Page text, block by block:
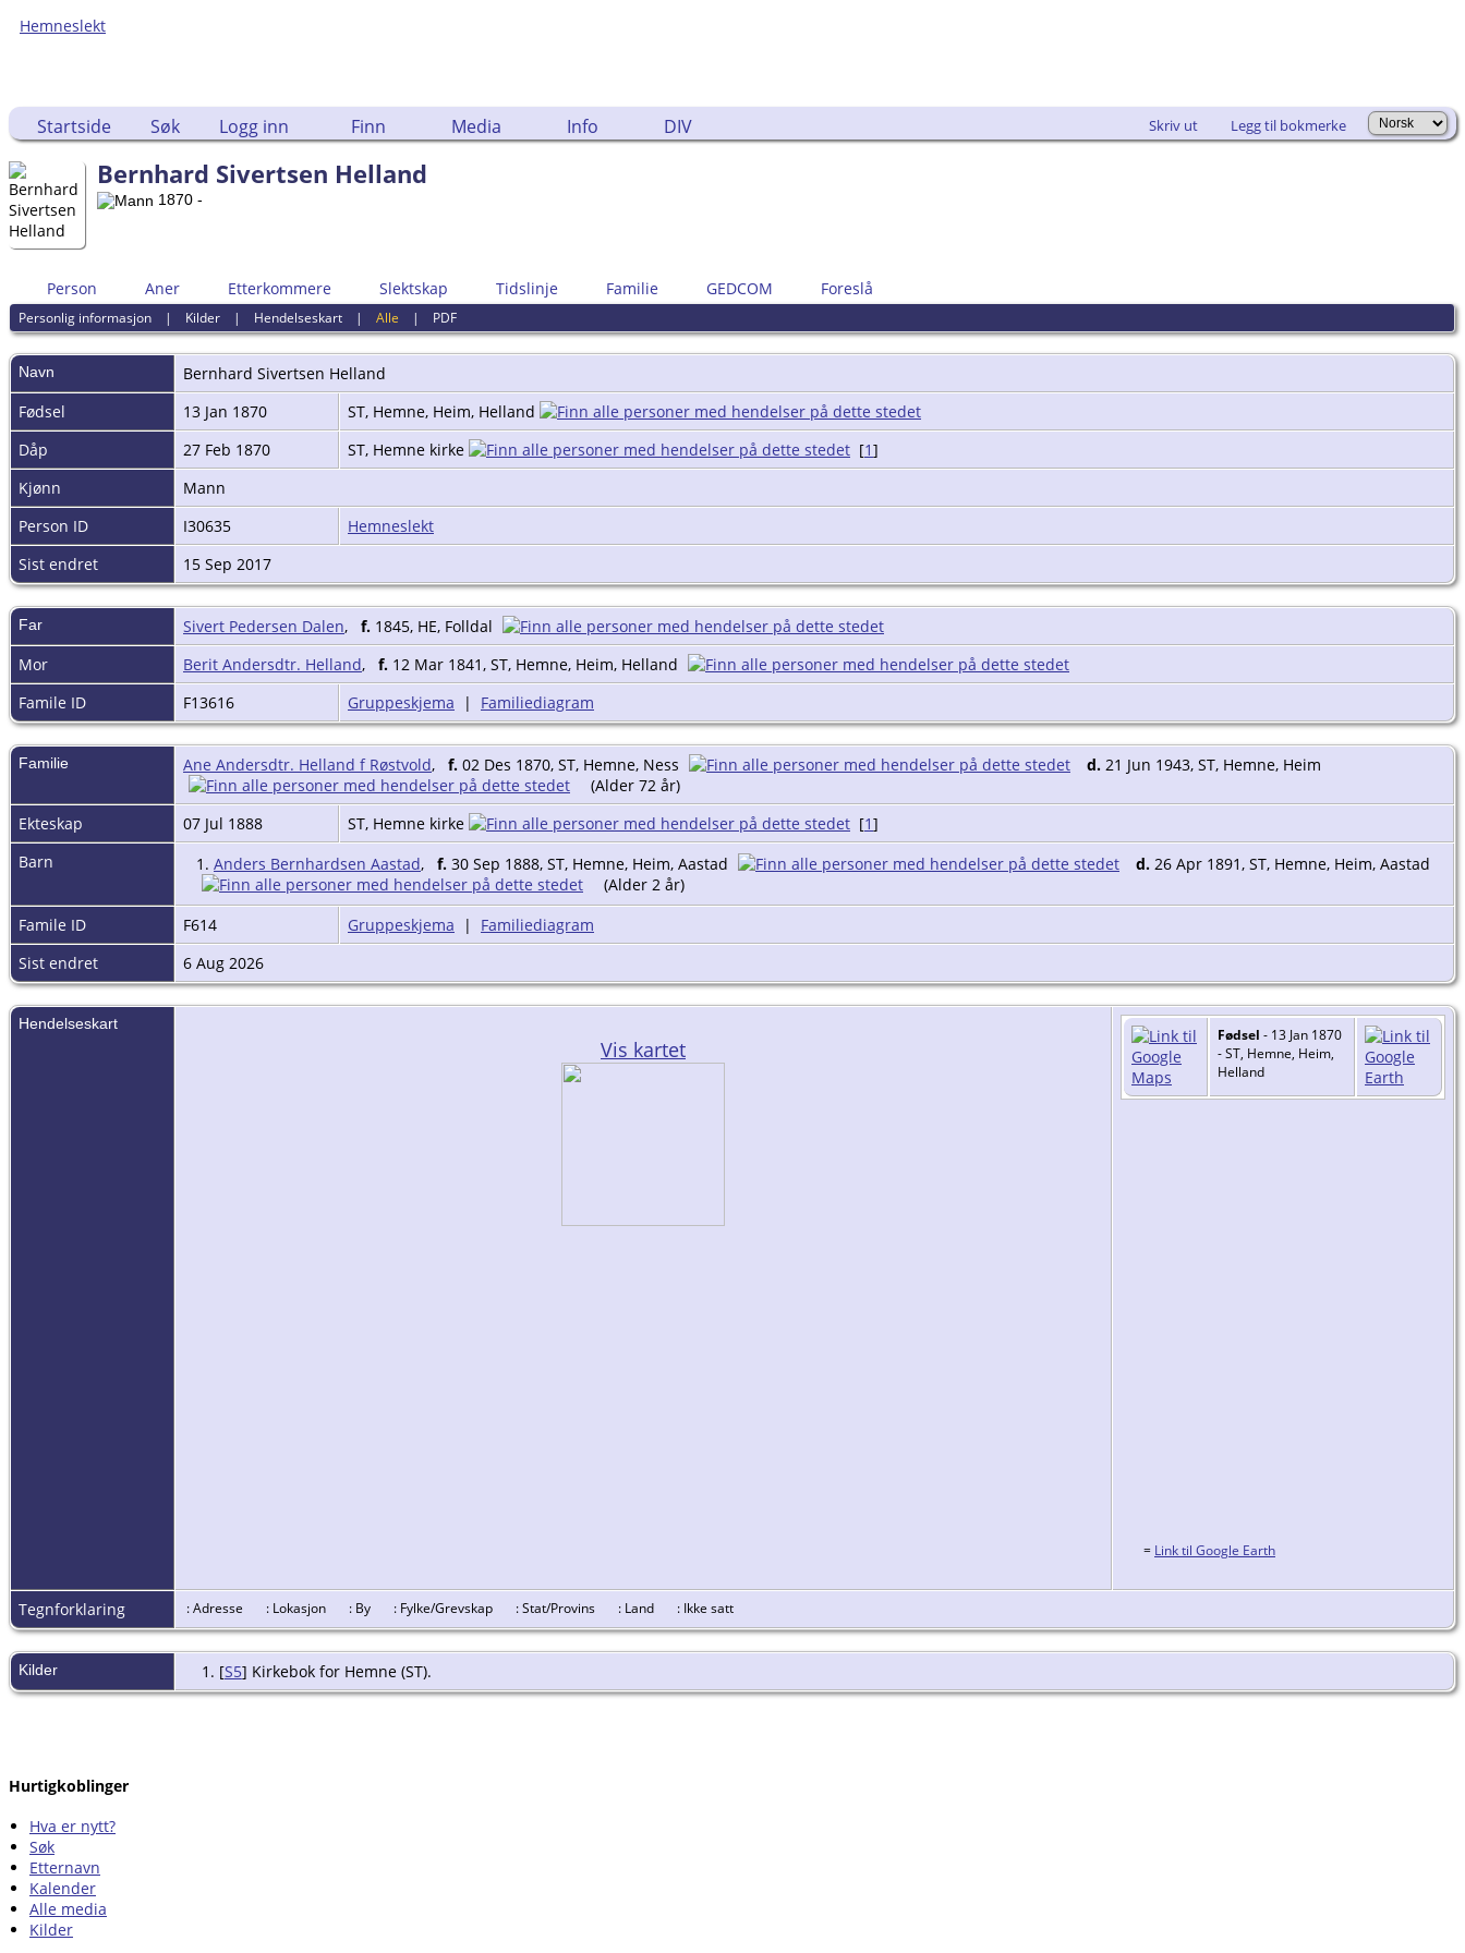
Hemneslekt
Startside Søk Logg inn Finn Media Info DIV Skriv ut Legg til bokmerke
Bernhard Sivertsen Helland
1870 -
Person Aner Etterkommere Slektskap Tidslinje Familie GEDCOM Foreslå
Personlig informasjon | Kilder | Hendelseskart |Alle | PDF
Navn Bernhard Sivertsen Helland
Fødsel
13 Jan 1870
ST, Hemne, Heim, Helland
Dåp
27 Feb 1870 ST, Hemne kirke [1]
Kjønn
Mann
Person ID
I30635
Hemneslekt
Sist endret
15 Sep 2017
Far Sivert Pedersen Dalen, f. 1845, HE, Folldal
Mor
Berit Andersdtr. Helland, f. 12 Mar 1841, ST, Hemne, Heim, Helland
Famile ID
F13616 Gruppeskjema | Familiediagram
Familie Ane Andersdtr. Helland f Røstvold, f. 02 Des 1870, ST, Hemne, Ness d. 21 Jun 1943, ST, Hemne, Heim
(Alder 72 år)
Ekteskap
07 Jul 1888 ST, Hemne kirke [1]
Barn
1. Anders Bernhardsen Aastad, f. 30 Sep 1888, ST, Hemne, Heim, Aastad d. 26 Apr 1891, ST, Hemne, Heim, Aastad
(Alder 2 år)
Famile ID
F614 Gruppeskjema | Familiediagram
Sist endret
6 Aug 2026
Hendelseskart
Vis kartet
Fødsel - 13 Jan 1870
- ST, Hemne, Heim,
Helland
= Link til Google Earth
Tegnforklaring : Adresse : Lokasjon : By : Fylke/Grevskap : Stat/Provins : Land : Ikke satt
Kilder [S5] Kirkebok for Hemne (ST).
Hurtigkoblinger
Hva er nytt?
Søk
Etternavn
Kalender
Alle media
Kilder